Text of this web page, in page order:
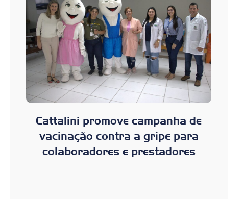
Cattalini promove campanha de
vacinação contra a gripe para
colaboradores e prestadores